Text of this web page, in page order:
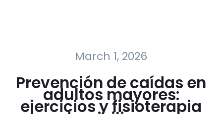
March 1, 2026
Prevención de caídas en
adultos mayores:
ejercicios y fisioterapia